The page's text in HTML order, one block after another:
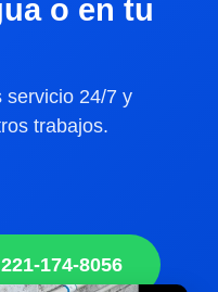
o en tu
servicio 24/7 y
trabajos.
174-8056